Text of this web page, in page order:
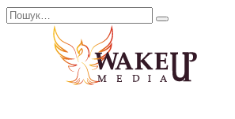
Перейти
Search